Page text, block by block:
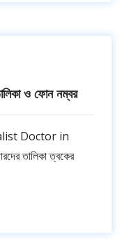
ও ফোন নম্বর
Doctor in
তালিকা ত্বকের